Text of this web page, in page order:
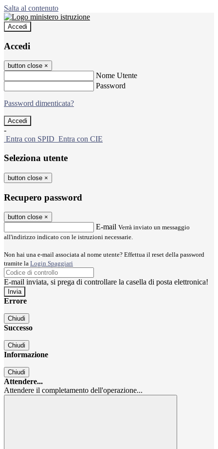
Salta al contenuto
Accedi
Accedi
button close ×
Nome Utente
Password
Password dimenticata?
-
Entra con SPID Entra con CIE
Seleziona utente
button close ×
Recupero password
button close ×
E-mail Verrà inviato un messaggio
all'indirizzo indicato con le istruzioni necessarie.
Non hai una e-mail associata al nome utente? Effettua il reset della password
tramite la Login Spaggiari
E-mail inviata, si prega di controllare la casella di posta elettronica!
Errore
Chiudi
Successo
Chiudi
Informazione
Chiudi
Attendere...
Attendere il completamento dell'operazione...